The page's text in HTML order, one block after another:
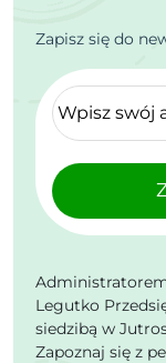
Zapisz się do
Legutko
siedzibą w
Zapoznaj się z